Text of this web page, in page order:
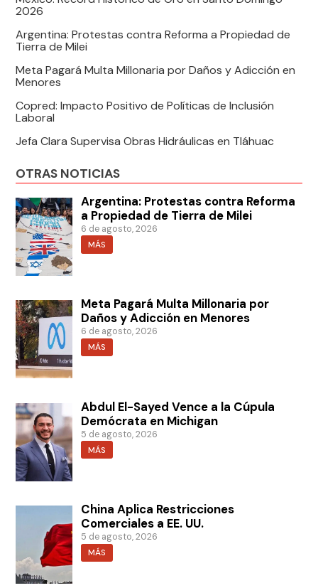
2026
Argentina: Protestas contra Reforma a Propiedad de
Tierra de Milei
Meta Pagará Multa Millonaria por Daños y Adicción en
Menores
Copred: Impacto Positivo de Políticas de Inclusión
Laboral
Jefa Clara Supervisa Obras Hidráulicas en Tláhuac
OTRAS NOTICIAS
Argentina: Protestas contra Reforma
a Propiedad de Tierra de Milei
6 de agosto, 2026
MÁS
Meta Pagará Multa Millonaria por
Daños y Adicción en Menores
6 de agosto, 2026
MÁS
Abdul El-Sayed Vence a la Cúpula
Demócrata en Michigan
5 de agosto, 2026
MÁS
China Aplica Restricciones
Comerciales a EE. UU.
5 de agosto, 2026
MÁS